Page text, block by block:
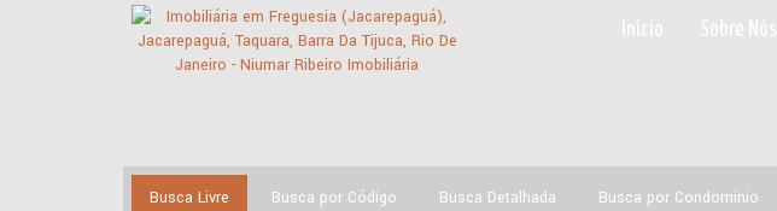
Início Sobre Nós
Busca Livre Busca por Código Busca Detalhada Busca por Condomínio